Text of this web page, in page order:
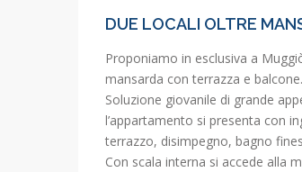
DUE LOCALI OLTRE
Proponiamo in esclusiva a
mansarda con terrazza e balcone.
Soluzione giovanile di grande
l’appartamento si presenta con
terrazzo, disimpegno, bagno
Con scala interna si accede alla